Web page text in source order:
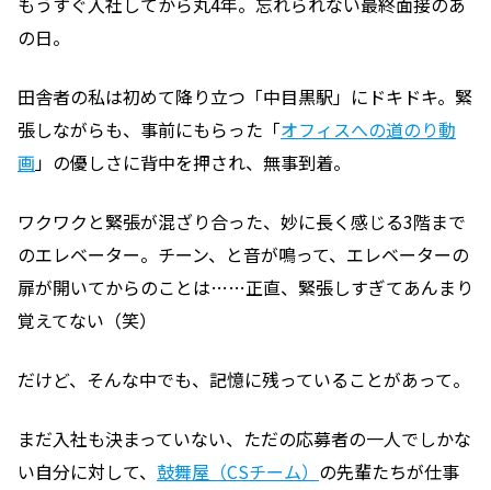
の日。
田舎者の私は初めて降り立つ「中目黒駅」にドキドキ。緊
張しながらも、事前にもらった「オフィスへの道のり動
画」の優しさに背中を押され、無事到着。
ワクワクと緊張が混ざり合った、妙に長く感じる3階まで
のエレベーター。チーン、と音が鳴って、エレベーターの
扉が開いてからのことは……正直、緊張しすぎてあんまり
覚えてない（笑）
だけど、そんな中でも、記憶に残っていることがあって。
まだ入社も決まっていない、ただの応募者の一人でしかな
い自分に対して、 鼓舞屋（CSチーム） の先輩たちが仕事